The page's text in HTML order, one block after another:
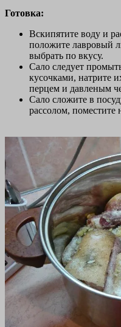
Готовка:
Вскипятите воду и
положите лавровый
выбрать по вкусу.
Сало следует
кусочками, натрите
перцем и давленым
Сало сложите в
рассолом, поместите